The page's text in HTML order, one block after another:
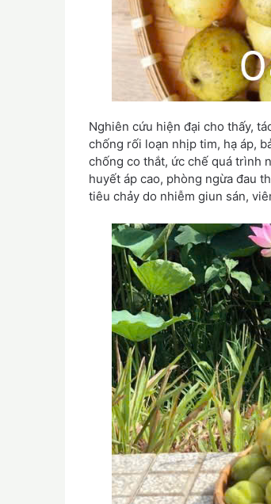
Nghiên cứu hiện đại cho thấy,
chống rối loạn nhịp tim, hạ áp,
chống co thắt, ức chế quá trình
huyết áp cao, phòng ngừa đau
tiêu chảy do nhiễm giun sán,